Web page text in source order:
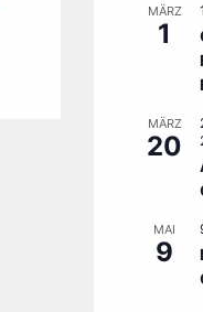
MÄRZ
1
MÄRZ
20
MAI
9